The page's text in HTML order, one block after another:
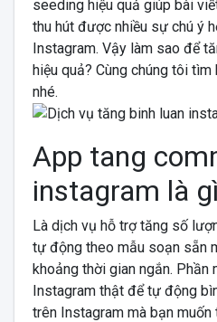
seeding hiệu quả giúp bài
thu hút được nhiều sự chú ý
Instagram. Vậy làm sao để
hiệu quả? Cùng chúng tôi
nhé.
App tang
instagram là
Là dịch vụ hỗ trợ tăng số
tự động theo mẫu soạn sẵn
khoảng thời gian ngắn. Phần
Instagram thật để tự động
trên Instagram mà bạn muốn